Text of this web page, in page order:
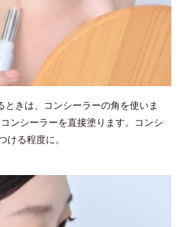
ときは、コンシーラーの角を使いま
ンシーラーを直接塗ります。コンシ
ける程度に。